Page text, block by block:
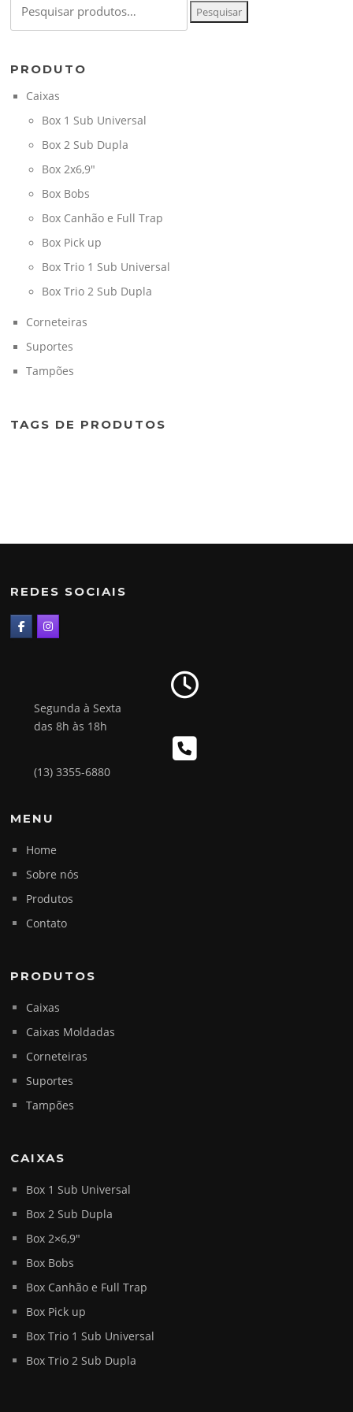
por:
Pesquisar
PRODUTO
Caixas
Box 1 Sub Universal
Box 2 Sub Dupla
Box 2x6,9"
Box Bobs
Box Canhão e Full Trap
Box Pick up
Box Trio 1 Sub Universal
Box Trio 2 Sub Dupla
Corneteiras
Suportes
Tampões
TAGS DE PRODUTOS
REDES SOCIAIS
Segunda à Sexta
das 8h às 18h
(13) 3355-6880
MENU
Home
Sobre nós
Produtos
Contato
PRODUTOS
Caixas
Caixas Moldadas
Corneteiras
Suportes
Tampões
CAIXAS
Box 1 Sub Universal
Box 2 Sub Dupla
Box 2×6,9″
Box Bobs
Box Canhão e Full Trap
Box Pick up
Box Trio 1 Sub Universal
Box Trio 2 Sub Dupla